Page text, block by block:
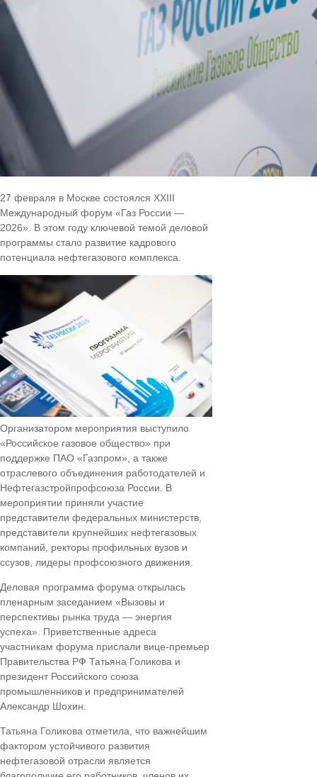
27 февраля в Москве состоялся XXIII
Международный форум «Газ России —
2026». В этом году ключевой темой деловой
программы стало развитие кадрового
потенциала нефтегазового комплекса.
Организатором мероприятия выступило
«Российское газовое общество» при
поддержке ПАО «Газпром», а также
отраслевого объединения работодателей и
Нефтегазстройпрофсоюза России. В
мероприятии приняли участие
представители федеральных министерств,
представители крупнейших нефтегазовых
компаний, ректоры профильных вузов и
ссузов, лидеры профсоюзного движения.
Деловая программа форума открылась
пленарным заседанием «Вызовы и
перспективы рынка труда — энергия
успеха». Приветственные адреса
участникам форума прислали вице-премьер
Правительства РФ Татьяна Голикова и
президент Российского союза
промышленников и предпринимателей
Александр Шохин.
Татьяна Голикова отметила, что важнейшим
фактором устойчивого развития
нефтегазовой отрасли является